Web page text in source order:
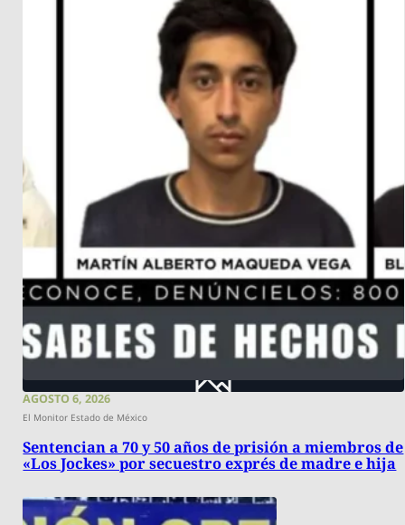
AGOSTO 6, 2026
El Monitor Estado de México
Sentencian a 70 y 50 años de prisión a miembros de
«Los Jockes» por secuestro exprés de madre e hija